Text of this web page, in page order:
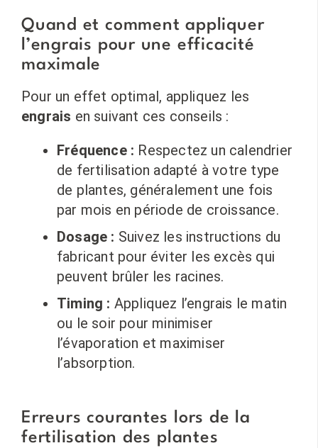
Quand et comment appliquer
l’engrais pour une efficacité
maximale
Pour un effet optimal, appliquez les
engrais en suivant ces conseils :
Fréquence : Respectez un calendrier
de fertilisation adapté à votre type
de plantes, généralement une fois
par mois en période de croissance.
Dosage : Suivez les instructions du
fabricant pour éviter les excès qui
peuvent brûler les racines.
Timing : Appliquez l’engrais le matin
ou le soir pour minimiser
l’évaporation et maximiser
l’absorption.
Erreurs courantes lors de la
fertilisation des plantes